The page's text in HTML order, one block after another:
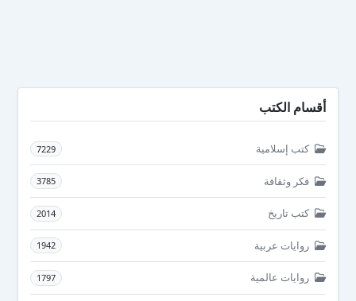
أقسام الكتب
كتب إسلامية 7229
فكر وثقافة 3785
كتب تاريخ 2014
روايات عربية 1942
روايات عالمية 1797